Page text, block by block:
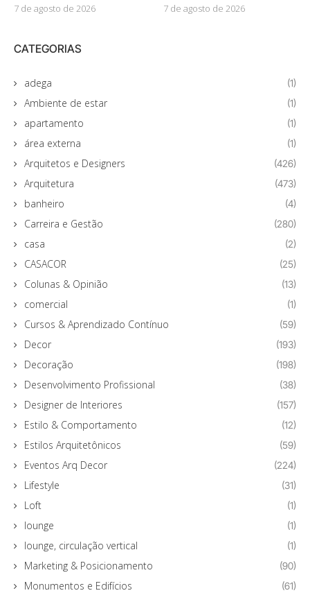
7 de agosto de 2026 7 de agosto de 2026
CATEGORIAS
adega (1)
Ambiente de estar (1)
apartamento (1)
área externa (1)
Arquitetos e Designers (426)
Arquitetura (473)
banheiro (4)
Carreira e Gestão (280)
casa (2)
CASACOR (25)
Colunas & Opinião (13)
comercial (1)
Cursos & Aprendizado Contínuo (59)
Decor (193)
Decoração (198)
Desenvolvimento Profissional (38)
Designer de Interiores (157)
Estilo & Comportamento (12)
Estilos Arquitetônicos (59)
Eventos Arq Decor (224)
Lifestyle (31)
Loft (1)
lounge (1)
lounge, circulação vertical (1)
Marketing & Posicionamento (90)
Monumentos e Edifícios (61)